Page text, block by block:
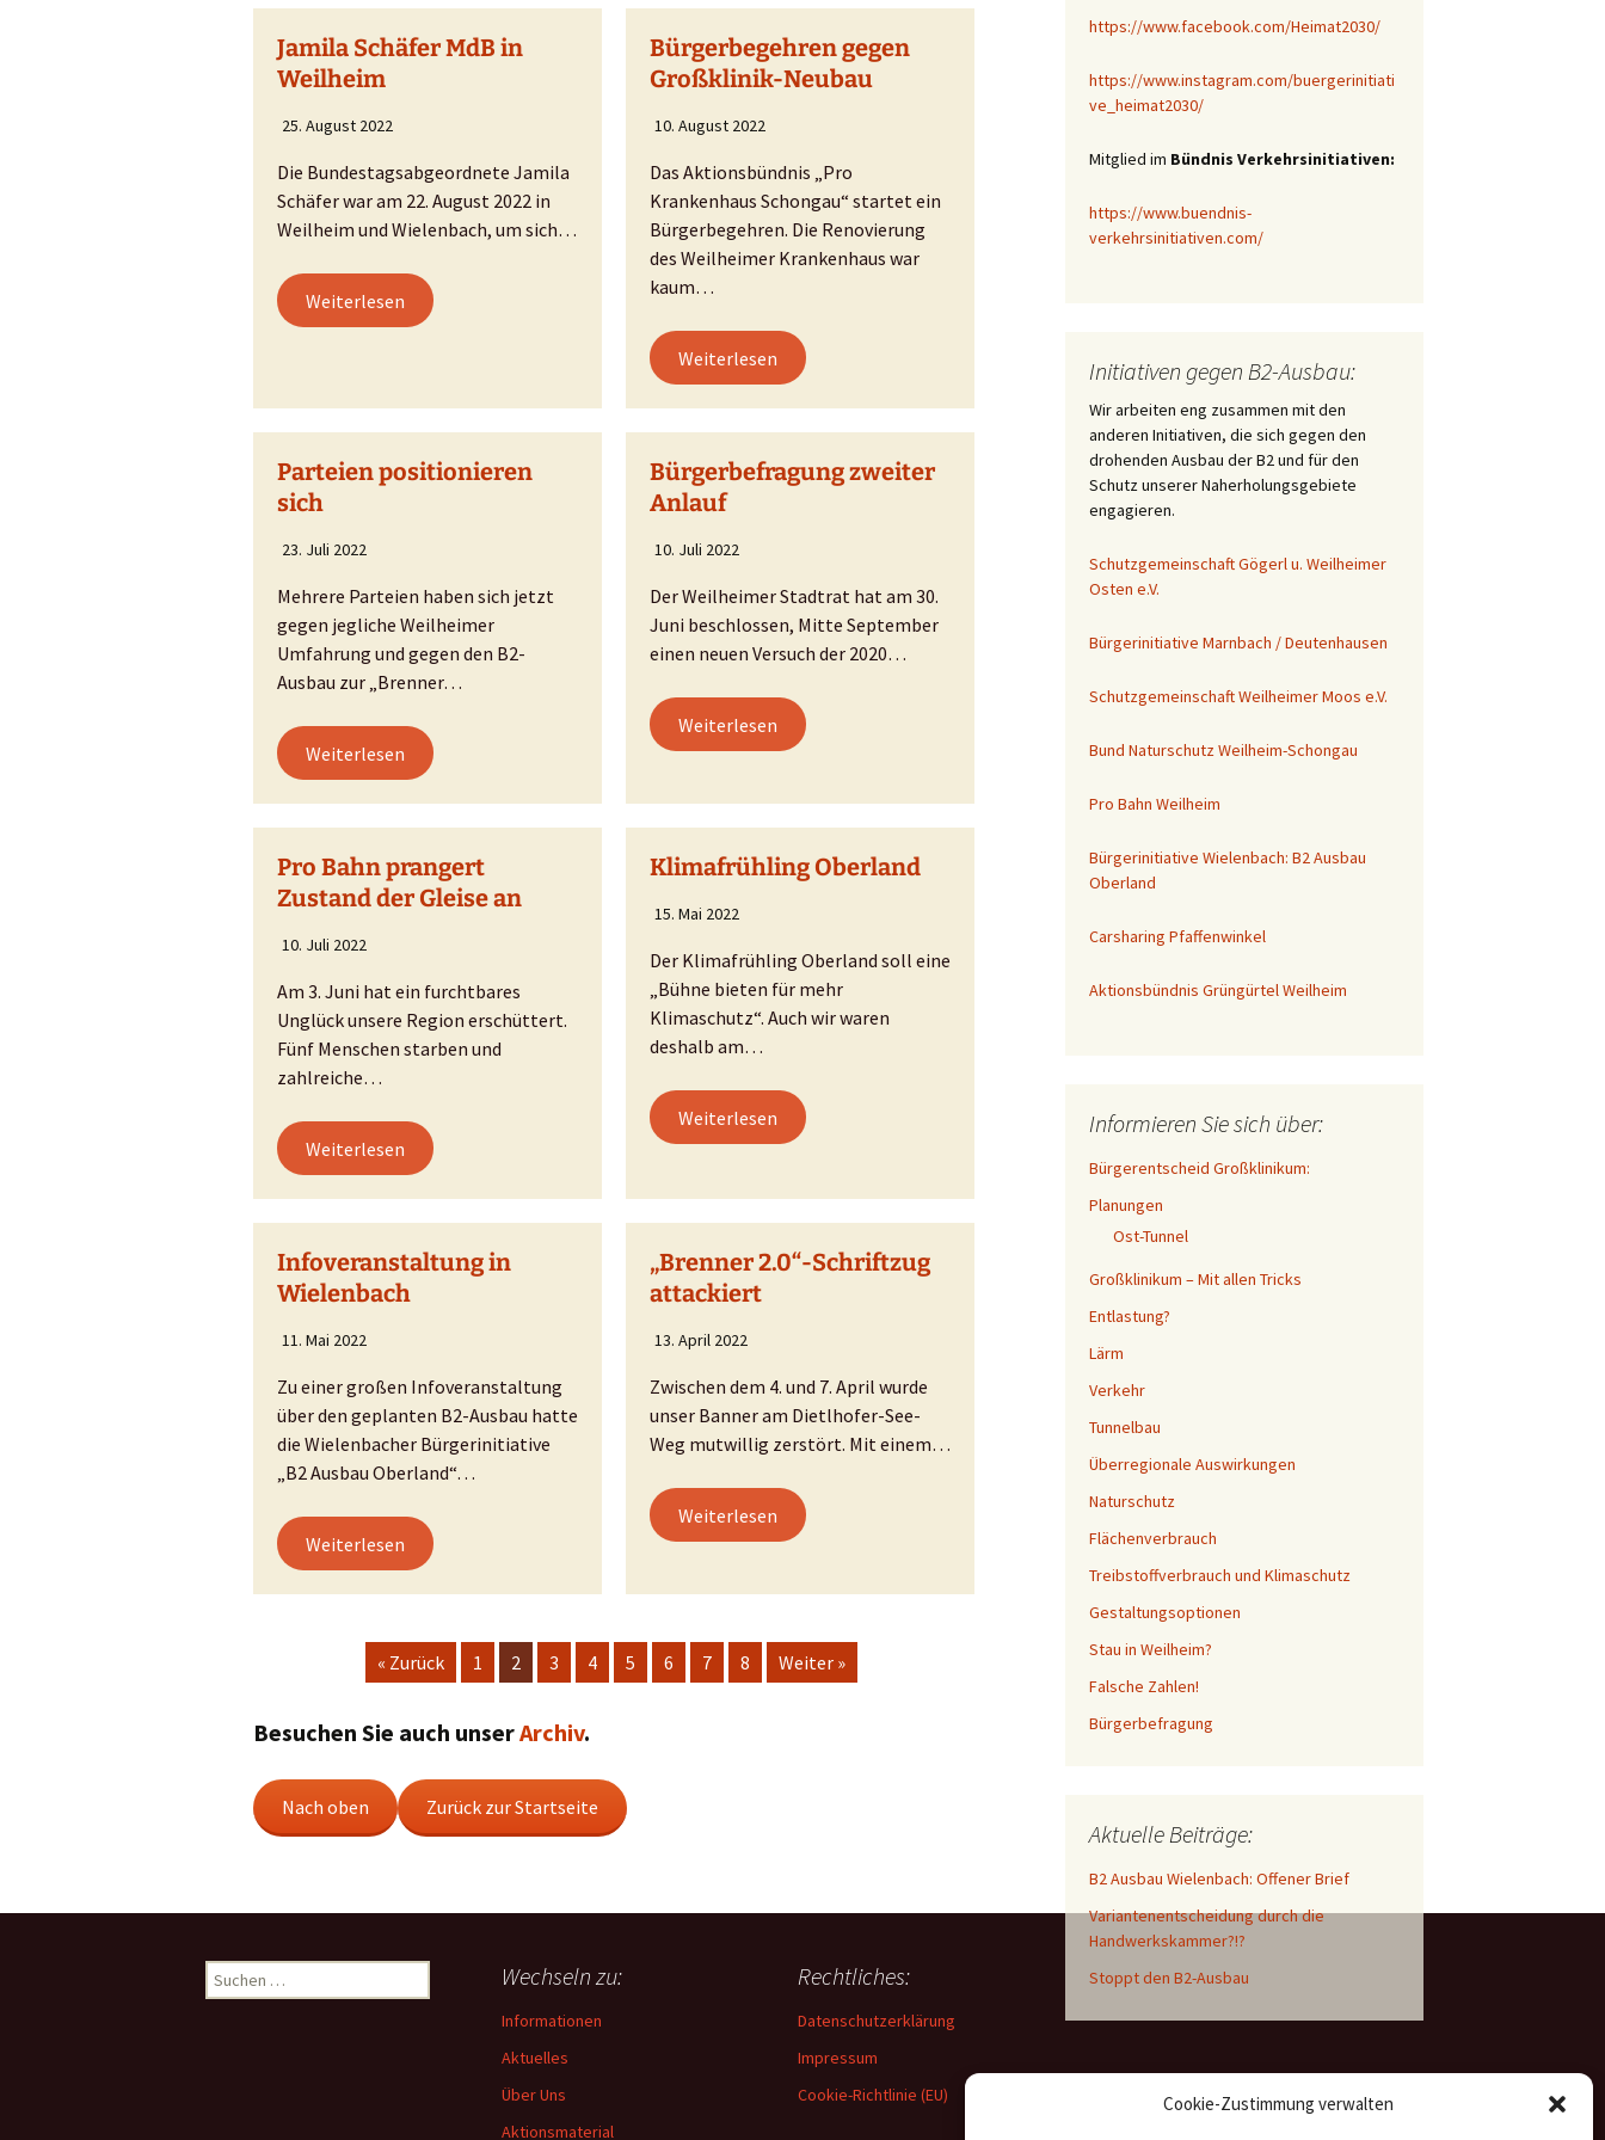
Cookie-Zustimmung verwalten
Überregionale
Treibstoffverbrauch und
Klimaschutz
Gestaltungsoptionen
Falsche Zahlen!
Bürgerbefragung
Jamila Schäfer MdB in
Weilheim
25. August 2022
Die Bundestagsabgeordnete Jamila
Schäfer war am 22. August 2022 in
Weilheim und Wielenbach, um sich…
Weiterlesen
Bürgerbegehren gegen
Großklinik-Neubau
10. August 2022
Das Aktionsbündnis „Pro
Krankenhaus Schongau“ startet ein
Bürgerbegehren. Die Renovierung
des Weilheimer Krankenhaus war
kaum…
Weiterlesen
Parteien positionieren
sich
23. Juli 2022
Mehrere Parteien haben sich jetzt
gegen jegliche Weilheimer
Umfahrung und gegen den B2-
Ausbau zur „Brenner…
Weiterlesen
Bürgerbefragung zweiter
Anlauf
10. Juli 2022
Der Weilheimer Stadtrat hat am 30.
Juni beschlossen, Mitte September
einen neuen Versuch der 2020…
Weiterlesen
Pro Bahn prangert
Zustand der Gleise an
10. Juli 2022
Am 3. Juni hat ein furchtbares
Unglück unsere Region erschüttert.
Fünf Menschen starben und
zahlreiche…
Weiterlesen
Klimafrühling Oberland
15. Mai 2022
Der Klimafrühling Oberland soll eine
„Bühne bieten für mehr
Klimaschutz“. Auch wir waren
deshalb am…
Weiterlesen
Infoveranstaltung in
Wielenbach
11. Mai 2022
Zu einer großen Infoveranstaltung
über den geplanten B2-Ausbau hatte
die Wielenbacher Bürgerinitiative
„B2 Ausbau Oberland“…
Weiterlesen
„Brenner 2.0“-Schriftzug
attackiert
13. April 2022
Zwischen dem 4. und 7. April wurde
unser Banner am Dietlhofer-See-
Weg mutwillig zerstört. Mit einem…
Weiterlesen
« Zurück 1 2 3 4 5 6 7 8 Weiter »
Besuchen Sie auch unserArchiv.
Nach oben Zurück zur Startseite
https://www.facebook.com/Heimat2030/
https://www.instagram.com/buergerinitiati
ve_heimat2030/
Mitglied im Bündnis Verkehrsinitiativen:
https://www.buendnis-
verkehrsinitiativen.com/
Initiativen gegen B2-Ausbau:
Wir arbeiten eng zusammen mit den
anderen Initiativen, die sich gegen den
drohenden Ausbau der B2 und für den
Schutz unserer Naherholungsgebiete
engagieren.
Schutzgemeinschaft Gögerl u. Weilheimer
Osten e.V.
Bürgerinitiative Marnbach / Deutenhausen
Schutzgemeinschaft Weilheimer Moos e.V.
Bund Naturschutz Weilheim-Schongau
Pro Bahn Weilheim
Bürgerinitiative Wielenbach: B2 Ausbau
Oberland
Carsharing Pfaffenwinkel
Aktionsbündnis Grüngürtel Weilheim
Informieren Sie sich über:
Bürgerentscheid Großklinikum:
Planungen
Ost-Tunnel
Großklinikum – Mit allen Tricks
Entlastung?
Lärm
Verkehr
Tunnelbau
Überregionale Auswirkungen
Naturschutz
Flächenverbrauch
Treibstoffverbrauch und Klimaschutz
Gestaltungsoptionen
Stau in Weilheim?
Falsche Zahlen!
Bürgerbefragung
Aktuelle Beiträge:
B2 Ausbau Wielenbach: Offener Brief
Variantenentscheidung durch die
Handwerkskammer?!?
Stoppt den B2-Ausbau
Suchen
nach:
Wechseln zu:
Informationen
Aktuelles
Über Uns
Aktionsmaterial
Rechtliches:
Datenschutzerklärung
Impressum
Cookie-Richtlinie (EU)